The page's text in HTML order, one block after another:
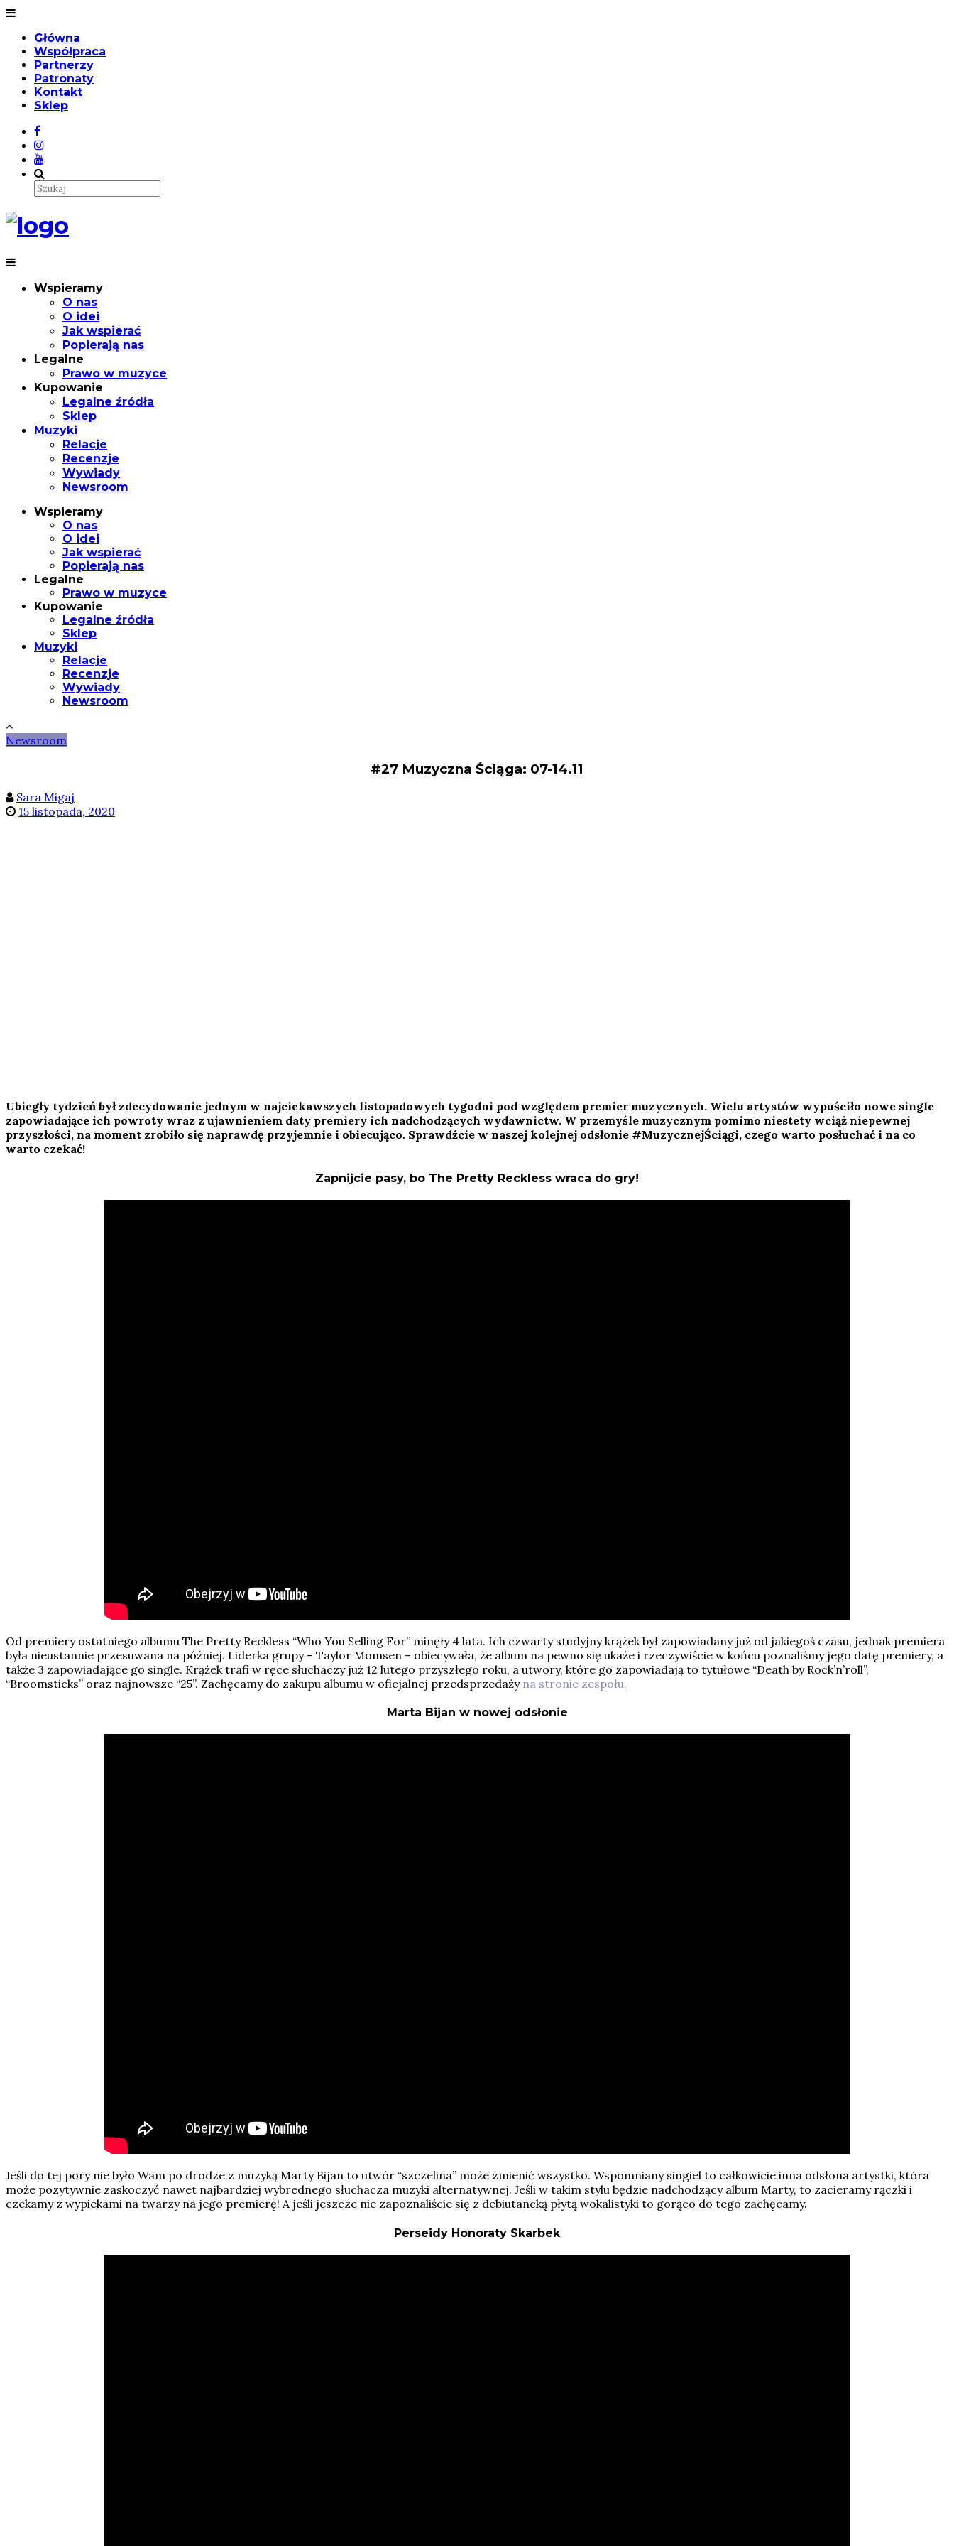
Główna
Współpraca
Partnerzy
Patronaty
Kontakt
Sklep
Wspieramy
O nas
O idei
Jak wspierać
Popierają nas
Legalne
Prawo w muzyce
Kupowanie
Legalne źródła
Sklep
Muzyki
Relacje
Recenzje
Wywiady
Newsroom
Wspieramy
O nas
O idei
Jak wspierać
Popierają nas
Legalne
Prawo w muzyce
Kupowanie
Legalne źródła
Sklep
Muzyki
Relacje
Recenzje
Wywiady
Newsroom
Newsroom
#27 Muzyczna Ściąga: 07-14.11
Sara Migaj
15 listopada, 2020
Ubiegły tydzień był zdecydowanie jednym w najciekawszych listopadowych tygodni pod względem premier muzycznych. Wielu artystów wypuściło nowe single
zapowiadające ich powroty wraz z ujawnieniem daty premiery ich nadchodzących wydawnictw. W przemyśle muzycznym pomimo niestety wciąż niepewnej
przyszłości, na moment zrobiło się naprawdę przyjemnie i obiecująco. Sprawdźcie w naszej kolejnej odsłonie #MuzycznejŚciągi, czego warto posłuchać i na co
warto czekać!
Zapnijcie pasy, bo The Pretty Reckless wraca do gry!
Od premiery ostatniego albumu The Pretty Reckless “Who You Selling For” minęły 4 lata. Ich czwarty studyjny krążek był zapowiadany już od jakiegoś czasu, jednak premiera
była nieustannie przesuwana na później. Liderka grupy – Taylor Momsen – obiecywała, że album na pewno się ukaże i rzeczywiście w końcu poznaliśmy jego datę premiery, a
także 3 zapowiadające go single. Krążek trafi w ręce słuchaczy już 12 lutego przyszłego roku, a utwory, które go zapowiadają to tytułowe “Death by Rock’n’roll”,
“Broomsticks” oraz najnowsze “25”. Zachęcamy do zakupu albumu w oficjalnej przedsprzedaży na stronie zespołu.
Marta Bijan w nowej odsłonie
Jeśli do tej pory nie było Wam po drodze z muzyką Marty Bijan to utwór “szczelina” może zmienić wszystko. Wspomniany singiel to całkowicie inna odsłona artystki, która
może pozytywnie zaskoczyć nawet najbardziej wybrednego słuchacza muzyki alternatywnej. Jeśli w takim stylu będzie nadchodzący album Marty, to zacieramy rączki i
czekamy z wypiekami na twarzy na jego premierę! A jeśli jeszcze nie zapoznaliście się z debiutancką płytą wokalistyki to gorąco do tego zachęcamy.
Perseidy Honoraty Skarbek